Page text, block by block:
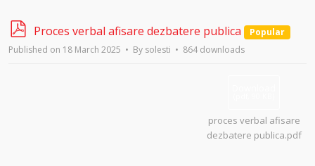
p
f
Proces verbal afisare dezbatere publica
Popular
Published on 18 March 2025
By solesti 864 downloads
proces verbal afisare
dezbatere publica.pdf